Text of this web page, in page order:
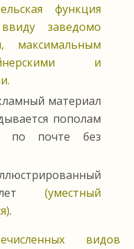
функция
заведомо
максимальным
и
материал
пополам
по почте без
(уместный
.
видов